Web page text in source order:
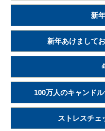
新
新年あけまして
100万人のキャンド
ストレスチェ